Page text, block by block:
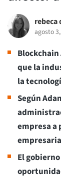
rebeca
agosto
que la
la
Según
empresa a
El